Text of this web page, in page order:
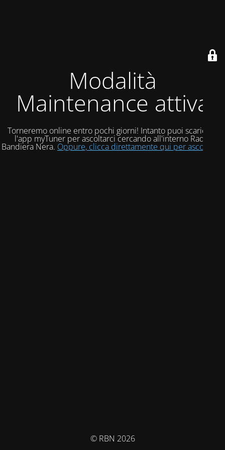
Modalità
Maintenance attiva
Torneremo online entro pochi giorni! Intanto puoi scaricare
l'app myTuner per ascoltarci cercando all'interno Radio
Bandiera Nera. Oppure, clicca direttamente qui per ascoltarci!
© RBN 2026